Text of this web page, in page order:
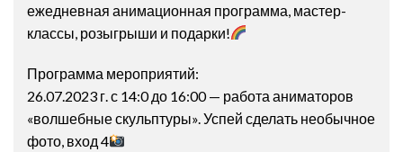
ежедневная анимационная программа, мастер-
классы, розыгрыши и подарки!
Программа мероприятий:
26.07.2023 г. с 14:0 до 16:00 — работа аниматоров
«волшебные скульптуры». Успей сделать необычное
фото, вход 4